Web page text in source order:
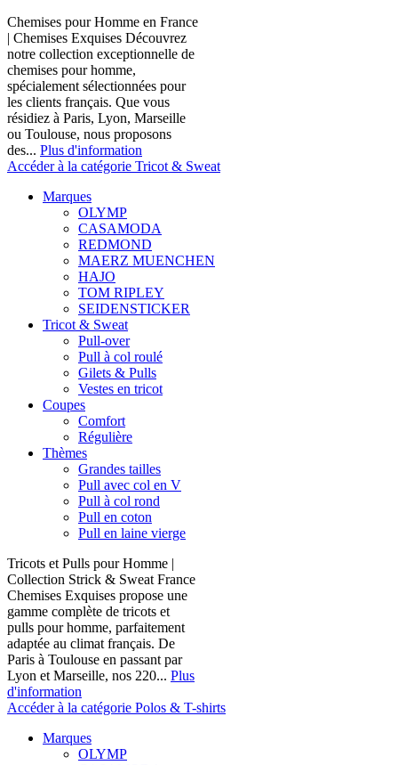
Chemises pour Homme en France
| Chemises Exquises Découvrez
notre collection exceptionnelle de
chemises pour homme,
spécialement sélectionnées pour
les clients français. Que vous
résidiez à Paris, Lyon, Marseille
ou Toulouse, nous proposons
des... Plus d'information
Accéder à la catégorie Tricot & Sweat
Marques
OLYMP
CASAMODA
REDMOND
MAERZ MUENCHEN
HAJO
TOM RIPLEY
SEIDENSTICKER
Tricot & Sweat
Pull-over
Pull à col roulé
Gilets & Pulls
Vestes en tricot
Coupes
Comfort
Régulière
Thèmes
Grandes tailles
Pull avec col en V
Pull à col rond
Pull en coton
Pull en laine vierge
Tricots et Pulls pour Homme |
Collection Strick & Sweat France
Chemises Exquises propose une
gamme complète de tricots et
pulls pour homme, parfaitement
adaptée au climat français. De
Paris à Toulouse en passant par
Lyon et Marseille, nos 220... Plus
d'information
Accéder à la catégorie Polos & T-shirts
Marques
OLYMP